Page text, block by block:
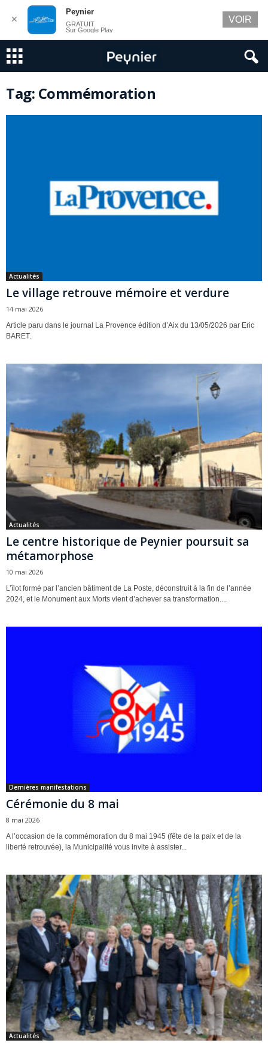
Tag: Commémoration
Actualités
Le village retrouve mémoire et verdure
14 mai 2026
Article paru dans le journal La Provence édition d’Aix du 13/05/2026 par Eric
BARET.
Actualités
Le centre historique de Peynier poursuit sa
métamorphose
10 mai 2026
L’îlot formé par l’ancien bâtiment de La Poste, déconstruit à la fin de l’année
2024, et le Monument aux Morts vient d’achever sa transformation....
Dernières manifestations
Cérémonie du 8 mai
8 mai 2026
A l’occasion de la commémoration du 8 mai 1945 (fête de la paix et de la
liberté retrouvée), la Municipalité vous invite à assister...
Actualités
✕
Peynier
GRATUIT
Sur Google Play
VOIR